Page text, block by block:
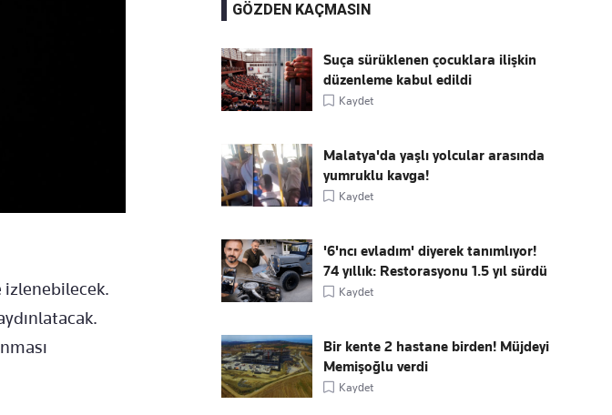
izlenebilecek.
GÖZDEN KAÇMASIN
Suça sürüklenen çocuklara ilişkin
düzenleme kabul edildi
Kaydet
Malatya'da yaşlı yolcular arasında
yumruklu kavga!
Kaydet
'6'ncı evladım' diyerek tanımlıyor!
74 yıllık: Restorasyonu 1.5 yıl sürdü
Kaydet
Bir kente 2 hastane birden! Müjdeyi
Memişoğlu verdi
Kaydet